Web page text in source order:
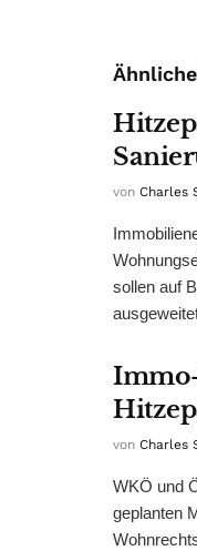
Ähnliche
von Charles
sollen auf
von Charles
WKÖ und
geplanten